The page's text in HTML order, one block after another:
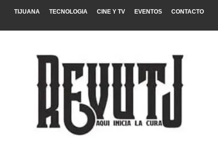
TIJUANA TECNOLOGIA CINE Y TV EVENTOS CONTACTO